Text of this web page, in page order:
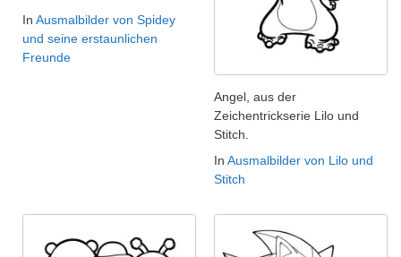
In Ausmalbilder von Spidey
und seine erstaunlichen
Freunde
Angel, aus der
Zeichentrickserie Lilo und
Stitch.
In Ausmalbilder von Lilo und
Stitch